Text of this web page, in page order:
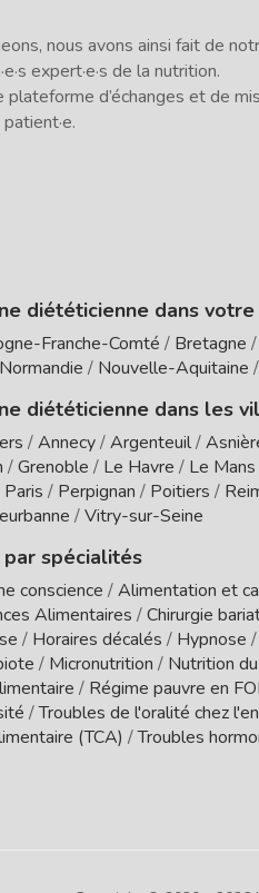
nous avons ainsi fait de
expert·e·s de la nutrition.
d’échanges et de
diététicienne dans
Franche-Comté / Bretagne /
Normandie / Nouvelle-Aquitaine /
diététicienne dans les
/Annecy/Argenteuil/
/Grenoble / Le Havre / Le Mans
Paris / Perpignan / Poitiers /
/Vitry-sur-Seine
spécialités
conscience /Alimentation et
Alimentaires /Chirurgie
/ Horaires décalés / Hypnose /
/ Micronutrition / Nutrition
/ Régime pauvre en
/Troubles de l'oralité chez
(TCA) /Troubles